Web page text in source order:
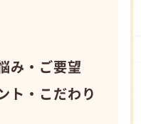
み・ご要望
ト・こだわり